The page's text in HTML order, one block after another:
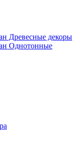
Древесные декоры
Однотонные